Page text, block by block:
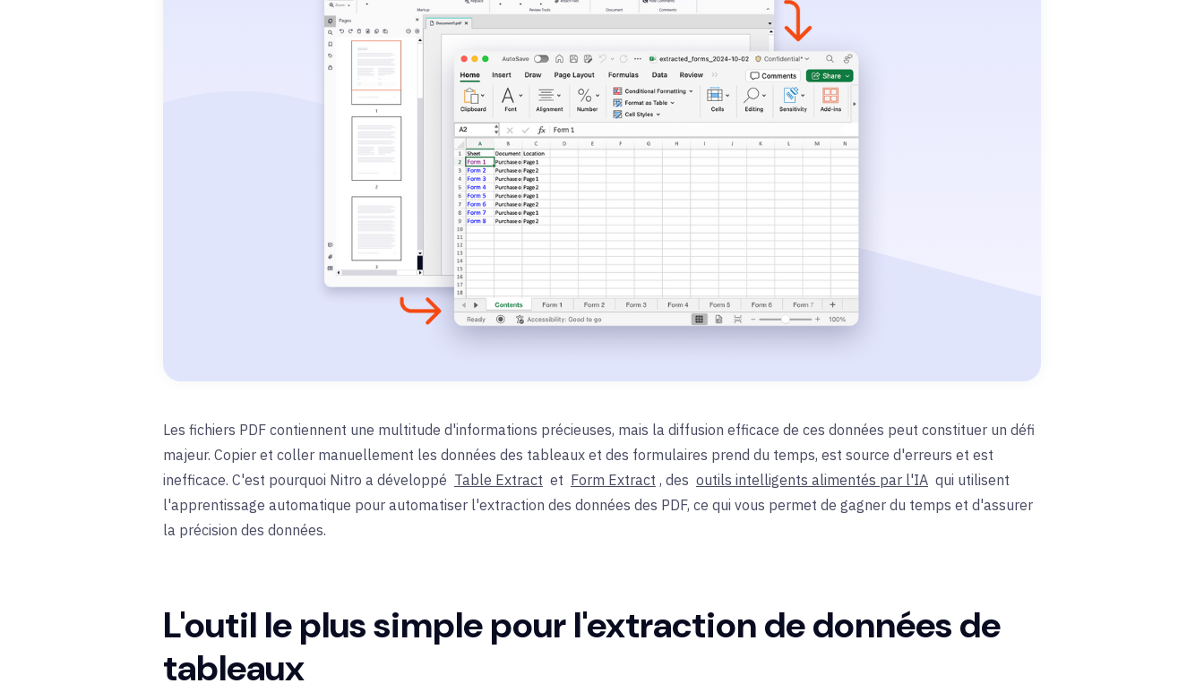
Les fichiers PDF contiennent une multitude d'informations précieuses, mais la diffusion efficace de ces données peut constituer un défi
majeur. Copier et coller manuellement les données des tableaux et des formulaires prend du temps, est source d'erreurs et est
inefficace. C'est pourquoi Nitro a développé Table Extract et Form Extract , des outils intelligents alimentés par l'IA qui utilisent
l'apprentissage automatique pour automatiser l'extraction des données des PDF, ce qui vous permet de gagner du temps et d'assurer
la précision des données.
L'outil le plus simple pour l'extraction de données de
tableaux